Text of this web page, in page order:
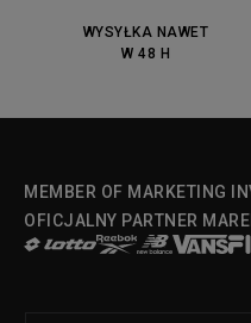
WYSYŁKA NAWET
W 48 H
MEMBER OF MARKETING
OFICJALNY PARTNER